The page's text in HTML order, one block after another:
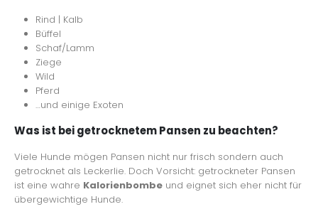
Rind | Kalb
Büffel
Schaf/Lamm
Ziege
Wild
Pferd
…und einige Exoten
Was ist bei getrocknetem Pansen zu beachten?
Viele Hunde mögen Pansen nicht nur frisch sondern auch
getrocknet als Leckerlie. Doch Vorsicht: getrockneter Pansen
ist eine wahre Kalorienbombe und eignet sich eher nicht für
übergewichtige Hunde.